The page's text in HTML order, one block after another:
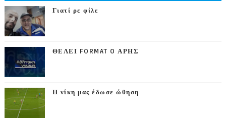
Γιατί ρε φίλε
ΘΕΛΕΙ FORMAT O ΑΡΗΣ
Η νίκη μας έδωσε ώθηση